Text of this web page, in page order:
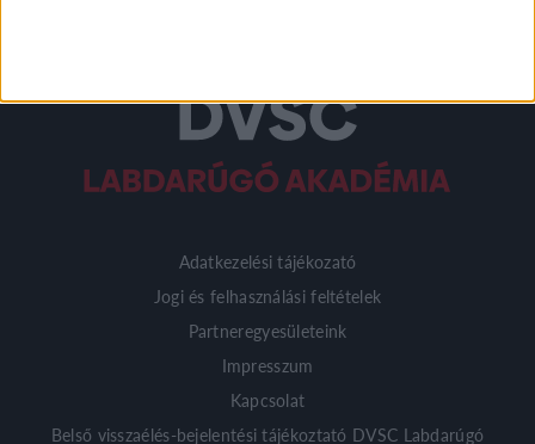
Adatkezelési tájékozató
Jogi és felhasználási feltételek
Partneregyesületeink
Impresszum
Kapcsolat
Belső visszaélés-bejelentési tájékoztató DVSC Labdarúgó